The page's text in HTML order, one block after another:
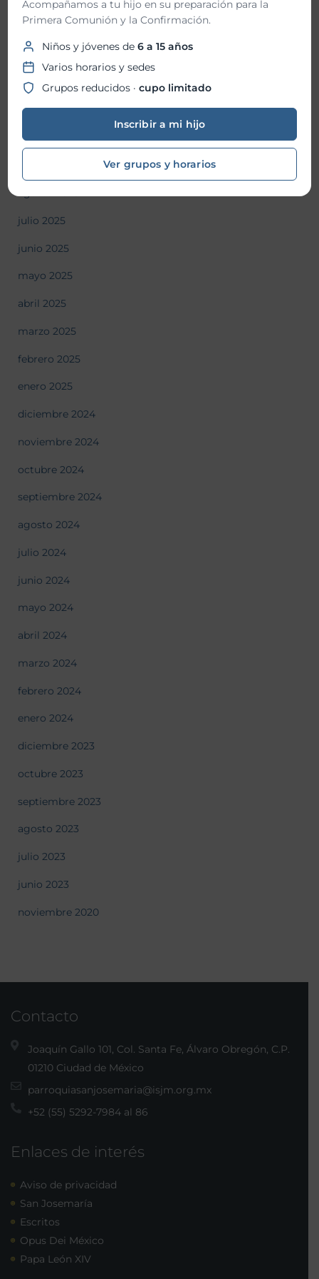
febrero 2026
enero 2026
diciembre 2025
noviembre 2025
octubre 2025
agosto 2025
julio 2025
junio 2025
mayo 2025
abril 2025
marzo 2025
febrero 2025
enero 2025
diciembre 2024
noviembre 2024
octubre 2024
septiembre 2024
agosto 2024
julio 2024
junio 2024
mayo 2024
abril 2024
marzo 2024
febrero 2024
enero 2024
diciembre 2023
octubre 2023
septiembre 2023
agosto 2023
julio 2023
junio 2023
noviembre 2020
Contacto
Joaquín Gallo 101, Col. Santa Fe, Álvaro Obregón, C.P.
01210 Ciudad de México
parroquiasanjosemaria@isjm.org.mx
+52 (55) 5292-7984 al 86
Enlaces de interés
Aviso de privacidad
San Josemaría
Escritos
Opus Dei México
Papa León XIV
Acompañamos a tu hijo en su preparación para la
Primera Comunión y la Confirmación.
Niños y jóvenes de6 a 15 años
Varios horarios y sedes
Grupos reducidos ·cupo limitado
Inscribir a mi hijo
Ver grupos y horarios